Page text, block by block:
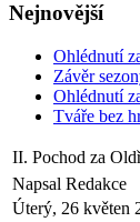
Nejnovější
Ohlédnutí
Závěr
Ohlédnutí
Tváře bez
II. Pochod za
Napsal Redakce
Úterý, 26 květen